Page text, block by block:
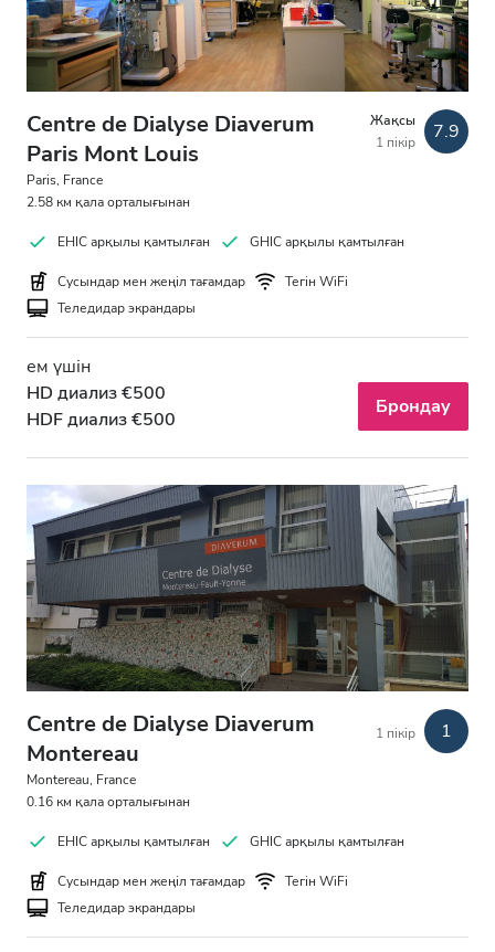
Centre de Dialyse Diaverum
Paris Mont Louis
Paris, France
2.58 км қала орталығынан
Жақсы
1 пікір
7.9
EHIC арқылы қамтылған GHIC арқылы қамтылған
Сусындар мен жеңіл тағамдар
Тегін WiFi
Теледидар экрандары
ем үшін
HD диализ €500
HDF диализ €500
Брондау
Centre de Dialyse Diaverum
Montereau
Montereau, France
0.16 км қала орталығынан
1 пікір 1
EHIC арқылы қамтылған GHIC арқылы қамтылған
Сусындар мен жеңіл тағамдар
Тегін WiFi
Теледидар экрандары